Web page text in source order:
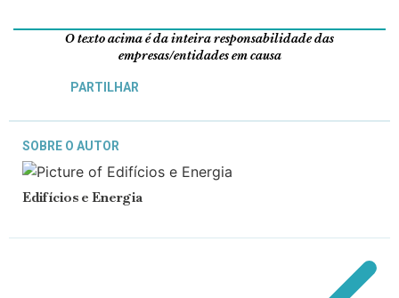
O texto acima é da inteira responsabilidade das
empresas/entidades em causa
PARTILHAR
SOBRE O AUTOR
Edifícios e Energia